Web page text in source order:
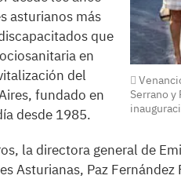
Serrano y
asturianos más
que
en
del
fundado en
desde 1985.
la directora general de
Asturianas, Paz